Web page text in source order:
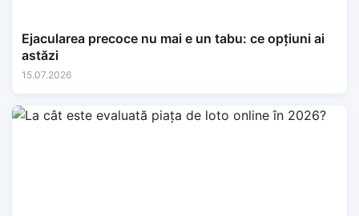
Ejacularea precoce nu mai e un tabu: ce opțiuni ai
astăzi
15.07.2026